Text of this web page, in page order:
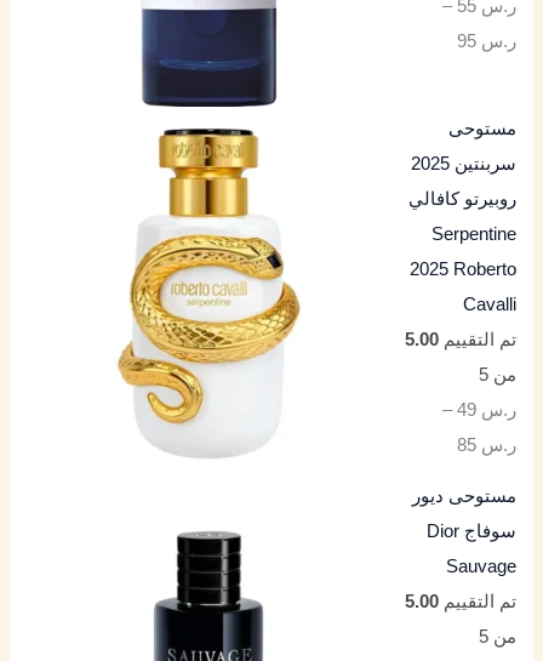
ر.س 55
–
ر.س 95
مستوحى
سربنتين 2025
روبيرتو كافالي
Serpentine
2025 Roberto
Cavalli
تم التقييم5.00
من 5
ر.س 49
–
ر.س 85
مستوحى ديور
سوفاج Dior
Sauvage
تم التقييم5.00
من 5